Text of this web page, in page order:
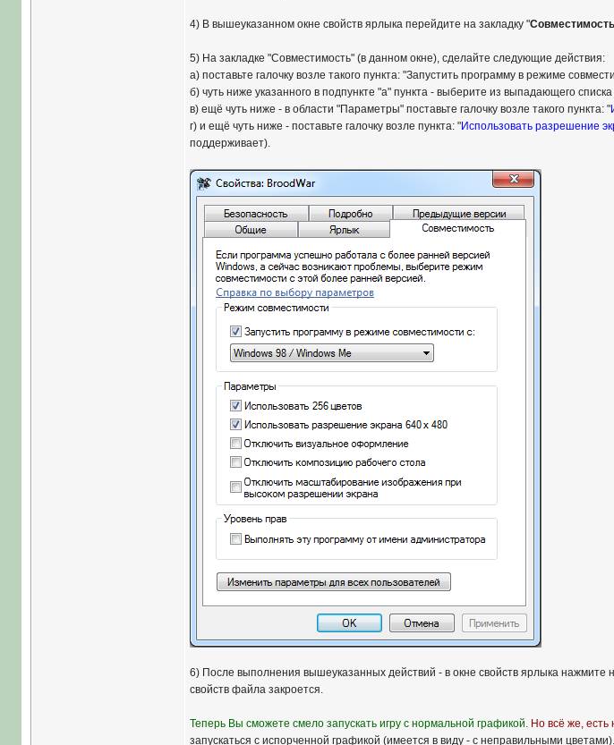
4) В вышеуказанном окне свойств ярлыка перейдите на закладку "Совместимость
5) На закладке "Совместимость" (в данном окне), сделайте следующие действия:
а) поставьте галочку возле такого пункта: "Запустить программу в режиме
б) чуть ниже указанного в подпункте "а" пункта - выберите из выпадающего
в) ещё чуть ниже - в области "Параметры" поставьте галочку возле такого пункта: "
г) и ещё чуть ниже - поставьте галочку возле пункта: "Использовать разрешение
поддерживает).
6) После выполнения вышеуказанных действий - в окне свойств ярлыка нажмите
свойств файла закроется.
Теперь Вы сможете смело запускать игру с нормальной графикой. Но всё же, есть
запускаться с испорченной графикой (имеется в виду - с неправильными